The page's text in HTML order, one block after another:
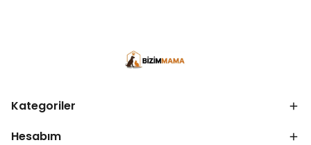
Kategoriler
Hesabım